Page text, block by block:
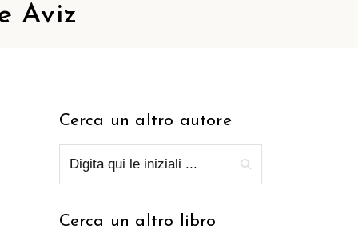
Aviz
Cerca un altro autore
Cerca un altro libro